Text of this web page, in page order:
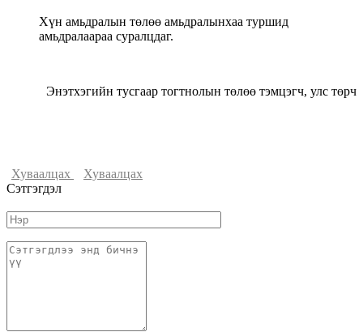
Хүн амьдралын төлөө амьдралынхаа туршид
амьдралаараа суралцдаг.
Энэтхэгийн тусгаар тогтнолын төлөө тэмцэгч, улс төрч
Хуваалцах
Хуваалцах
Сэтгэгдэл